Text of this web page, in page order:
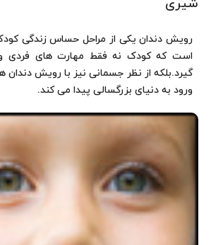
شیری
رویش دندان یکی از مراحل حساس زندگی
است که کودک نه فقط مهارت های فردی و
گیرد.بلکه از نظر جسمانی نیز با رویش دندان
ورود به دنیای بزرگسالی پیدا می کند.